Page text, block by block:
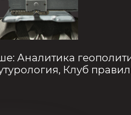
Аналитика
, Клуб